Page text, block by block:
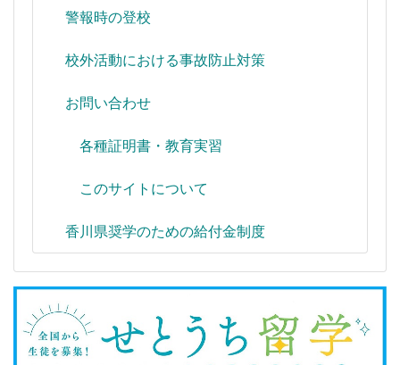
警報時の登校
校外活動における事故防止対策
お問い合わせ
各種証明書・教育実習
このサイトについて
香川県奨学のための給付金制度